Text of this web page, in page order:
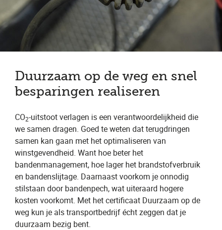
Duurzaam op de weg en snel
besparingen realiseren
CO2-uitstoot verlagen is een verantwoordelijkheid die
we samen dragen. Goed te weten dat terugdringen
samen kan gaan met het optimaliseren van
winstgevendheid. Want hoe beter het
bandenmanagement, hoe lager het brandstofverbruik
en bandenslijtage. Daarnaast voorkom je onnodig
stilstaan door bandenpech, wat uiteraard hogere
kosten voorkomt. Met het certificaat Duurzaam op de
weg kun je als transportbedrijf écht zeggen dat je
duurzaam bezig bent.